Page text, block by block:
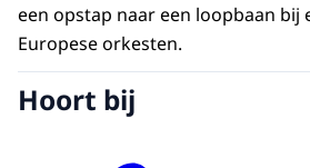
een opstap naar een loopbaan bij
Europese orkesten.
Hoort bij